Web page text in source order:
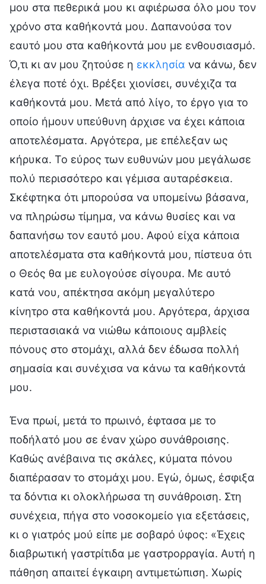
μου στα πεθερικά μου κι αφιέρωσα όλο μου τον
χρόνο στα καθήκοντά μου. Δαπανούσα τον
εαυτό μου στα καθήκοντά μου με ενθουσιασμό.
Ό,τι κι αν μου ζητούσε η εκκλησία να κάνω, δεν
έλεγα ποτέ όχι. Βρέξει χιονίσει, συνέχιζα τα
καθήκοντά μου. Μετά από λίγο, το έργο για το
οποίο ήμουν υπεύθυνη άρχισε να έχει κάποια
αποτελέσματα. Αργότερα, με επέλεξαν ως
κήρυκα. Το εύρος των ευθυνών μου μεγάλωσε
πολύ περισσότερο και γέμισα αυταρέσκεια.
Σκέφτηκα ότι μπορούσα να υπομείνω βάσανα,
να πληρώσω τίμημα, να κάνω θυσίες και να
δαπανήσω τον εαυτό μου. Αφού είχα κάποια
αποτελέσματα στα καθήκοντά μου, πίστευα ότι
ο Θεός θα με ευλογούσε σίγουρα. Με αυτό
κατά νου, απέκτησα ακόμη μεγαλύτερο
κίνητρο στα καθήκοντά μου. Αργότερα, άρχισα
περιστασιακά να νιώθω κάποιους αμβλείς
πόνους στο στομάχι, αλλά δεν έδωσα πολλή
σημασία και συνέχισα να κάνω τα καθήκοντά
μου.
Ένα πρωί, μετά το πρωινό, έφτασα με το
ποδήλατό μου σε έναν χώρο συνάθροισης.
Καθώς ανέβαινα τις σκάλες, κύματα πόνου
διαπέρασαν το στομάχι μου. Εγώ, όμως, έσφιξα
τα δόντια κι ολοκλήρωσα τη συνάθροιση. Στη
συνέχεια, πήγα στο νοσοκομείο για εξετάσεις,
κι ο γιατρός μού είπε με σοβαρό ύφος: «Έχεις
διαβρωτική γαστρίτιδα με γαστρορραγία. Αυτή η
πάθηση απαιτεί έγκαιρη αντιμετώπιση. Χωρίς